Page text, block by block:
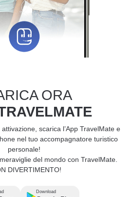
ORA
scarica l’App TravelMate e
nel tuo accompagnatore turistico
personale!
del mondo con TravelMate.
DIVERTIMENTO!
Download